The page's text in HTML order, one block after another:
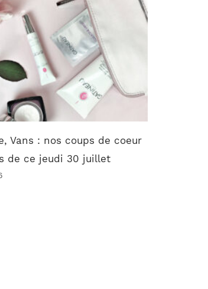
Vans : nos coups de coeur
de ce jeudi 30 juillet